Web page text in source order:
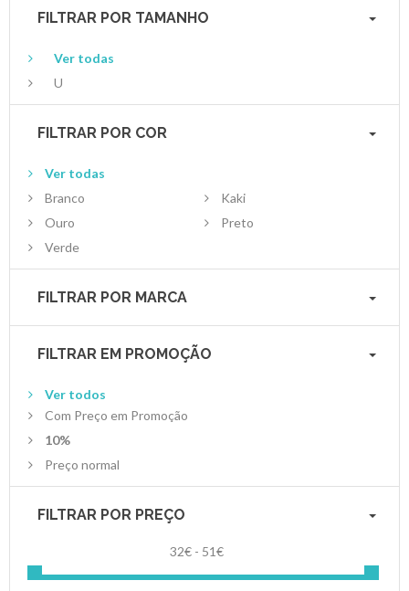
FILTRAR POR TAMANHO
Ver todas
U
FILTRAR POR COR
Ver todas
Branco
Kaki
Ouro
Preto
Verde
FILTRAR POR MARCA
FILTRAR EM PROMOÇÃO
Ver todos
Com Preço em Promoção
10%
Preço normal
FILTRAR POR PREÇO
32€ - 51€